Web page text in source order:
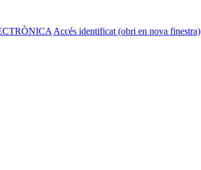
Accés identificat (obri en nova finestra)